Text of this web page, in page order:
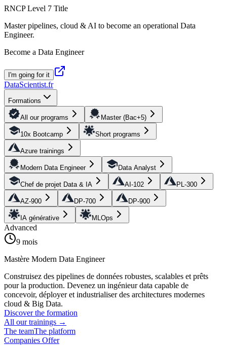
RNCP Level 7 Title
Master pipelines, cloud & AI to become an operational Data
Engineer.
Become a Data Engineer
I'm going for it
DataScientist.fr
Formations
All our programs Master (Bac+5)
10x Bootcamp Short programs
Azure trainings
Modern Data Engineer Data Analyst
Chef de projet Data & IA AI-102 PL-300
AZ-900 DP-700 DP-900
IA générative MLOps
Advanced
9 mois
Mastère Modern Data Engineer
Construisez des pipelines de données robustes, scalables et prêts
pour la production. Devenez un ingénieur data capable de
concevoir, déployer et industrialiser des architectures modernes
cloud & Big Data.
Discover the formation
All our trainings →
The teamThe platform
Companies Offer